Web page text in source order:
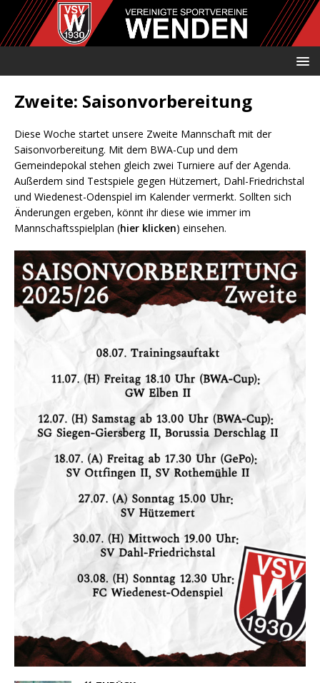
Zweite: Saisonvorbereitung
Diese Woche startet unsere Zweite Mannschaft mit der
Saisonvorbereitung. Mit dem BWA-Cup und dem
Gemeindepokal stehen gleich zwei Turniere auf der Agenda.
Außerdem sind Testspiele gegen Hützemert, Dahl-Friedrichstal
und Wiedenest-Odenspiel im Kalender vermerkt. Sollten sich
Änderungen ergeben, könnt ihr diese wie immer im
Mannschaftsspielplan (hier klicken) einsehen.